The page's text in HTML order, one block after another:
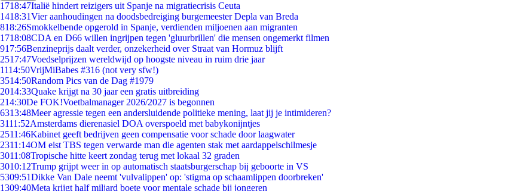
1718:47Italië hindert reizigers uit Spanje na migratiecrisis Ceuta
1418:31Vier aanhoudingen na doodsbedreiging burgemeester Depla van Breda
818:26Smokkelbende opgerold in Spanje, verdienden miljoenen aan migranten
1718:08CDA en D66 willen ingrijpen tegen 'gluurbrillen' die mensen ongemerkt filmen
917:56Benzineprijs daalt verder, onzekerheid over Straat van Hormuz blijft
2517:47Voedselprijzen wereldwijd op hoogste niveau in ruim drie jaar
1114:50VrijMiBabes #316 (not very sfw!)
3514:50Random Pics van de Dag #1979
2014:33Quake krijgt na 30 jaar een gratis uitbreiding
214:30De FOK!Voetbalmanager 2026/2027 is begonnen
6313:48Meer agressie tegen een andersluidende politieke mening, laat jij je intimideren?
3111:52Amsterdams dierenasiel DOA overspoeld met babykonijntjes
2511:46Kabinet geeft bedrijven geen compensatie voor schade door laagwater
2311:14OM eist TBS tegen verwarde man die agenten stak met aardappelschilmesje
3011:08Tropische hitte keert zondag terug met lokaal 32 graden
3010:12Trump grijpt weer in op automatisch staatsburgerschap bij geboorte in VS
5309:51Dikke Van Dale neemt 'vulvalippen' op: 'stigma op schaamlippen doorbreken'
1309:40Meta krijgt half miljard boete voor mentale schade bij jongeren